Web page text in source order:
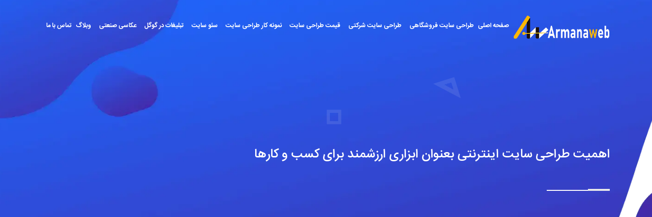
صفحه اصلی طراحی سایت فروشگاهی طراحی سایت شرکتی قیمت طراحی سایت نمونه کار طراحی سایت سئو سایت تبلیغات در گوگل عکاسی صنعتی وبلاگ تماس با ما
اهمیت طراحی سایت اینترنتی بعنوان ابزاری ارزشمند برای کسب و کارها